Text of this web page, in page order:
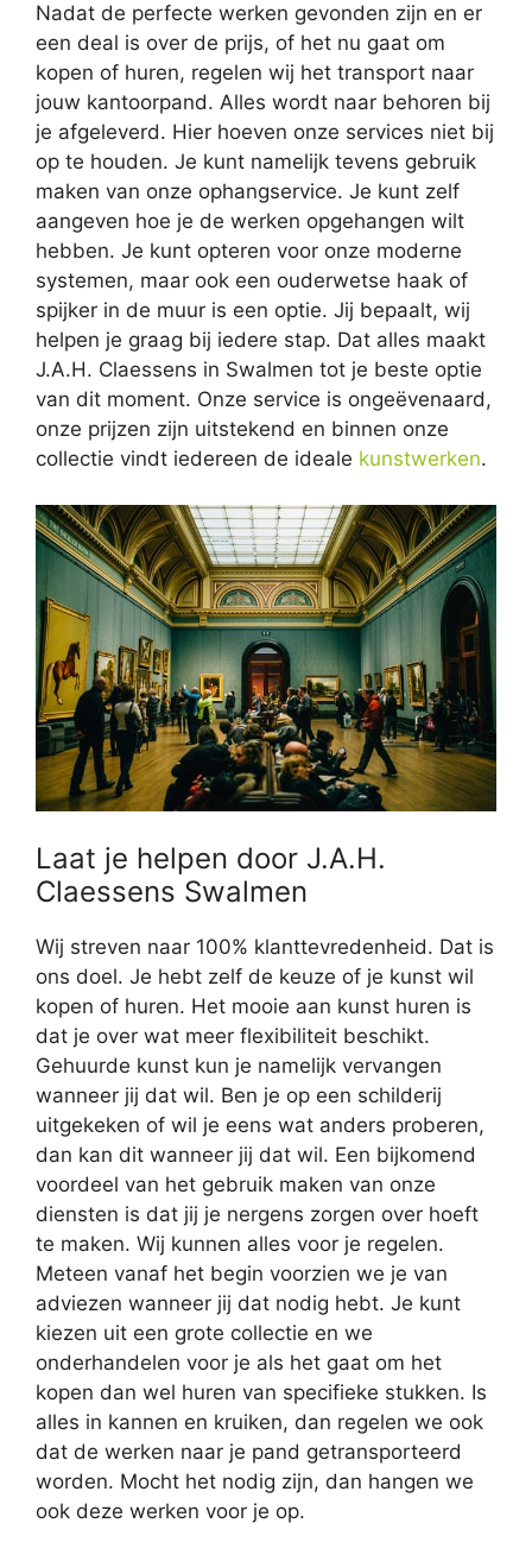
Nadat de perfecte werken gevonden zijn en er
een deal is over de prijs, of het nu gaat om
kopen of huren, regelen wij het transport naar
jouw kantoorpand. Alles wordt naar behoren bij
je afgeleverd. Hier hoeven onze services niet bij
op te houden. Je kunt namelijk tevens gebruik
maken van onze ophangservice. Je kunt zelf
aangeven hoe je de werken opgehangen wilt
hebben. Je kunt opteren voor onze moderne
systemen, maar ook een ouderwetse haak of
spijker in de muur is een optie. Jij bepaalt, wij
helpen je graag bij iedere stap. Dat alles maakt
J.A.H. Claessens in Swalmen tot je beste optie
van dit moment. Onze service is ongeëvenaard,
onze prijzen zijn uitstekend en binnen onze
collectie vindt iedereen de ideale kunstwerken.
Laat je helpen door J.A.H.
Claessens Swalmen
Wij streven naar 100% klanttevredenheid. Dat is
ons doel. Je hebt zelf de keuze of je kunst wil
kopen of huren. Het mooie aan kunst huren is
dat je over wat meer flexibiliteit beschikt.
Gehuurde kunst kun je namelijk vervangen
wanneer jij dat wil. Ben je op een schilderij
uitgekeken of wil je eens wat anders proberen,
dan kan dit wanneer jij dat wil. Een bijkomend
voordeel van het gebruik maken van onze
diensten is dat jij je nergens zorgen over hoeft
te maken. Wij kunnen alles voor je regelen.
Meteen vanaf het begin voorzien we je van
adviezen wanneer jij dat nodig hebt. Je kunt
kiezen uit een grote collectie en we
onderhandelen voor je als het gaat om het
kopen dan wel huren van specifieke stukken. Is
alles in kannen en kruiken, dan regelen we ook
dat de werken naar je pand getransporteerd
worden. Mocht het nodig zijn, dan hangen we
ook deze werken voor je op.